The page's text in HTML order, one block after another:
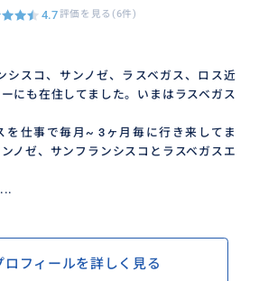
4.7評価を見る(6件)
シスコ、サンノゼ、ラスベガス、ロス近
にも在住してました。いまはラスベガス
を仕事で毎月~ 3ヶ月毎に行き来してま
ノゼ、サンフランシスコとラスベガスエ
ロフィールを詳しく見る